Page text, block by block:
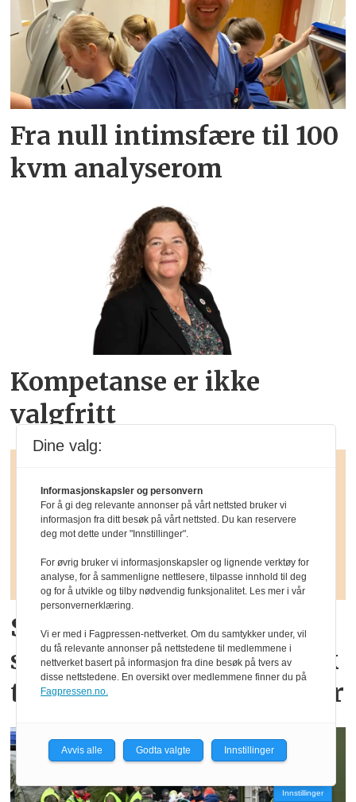
Fra null intimsfære til 100
kvm analyserom
Kompetanse er ikke
valgfritt
Slutt å si at vi må jobbe
smartere – smarte fagfolk
trenger smartere systemer
Innstillinger
Dine valg:
Informasjonskapsler og personvern
For å gi deg relevante annonser på vårt nettsted bruker vi
informasjon fra ditt besøk på vårt nettsted. Du kan reservere
deg mot dette under "Innstillinger".
For øvrig bruker vi informasjonskapsler og lignende verktøy for
analyse, for å sammenligne nettlesere, tilpasse innhold til deg
og for å utvikle og tilby nødvendig funksjonalitet. Les mer i vår
personvernerklæring.
Vi er med i Fagpressen-nettverket. Om du samtykker under, vil
du få relevante annonser på nettstedene til medlemmene i
nettverket basert på informasjon fra dine besøk på tvers av
disse nettstedene. En oversikt over medlemmene finner du på
Fagpressen.no.
Avvis alle Godta valgte Innstillinger